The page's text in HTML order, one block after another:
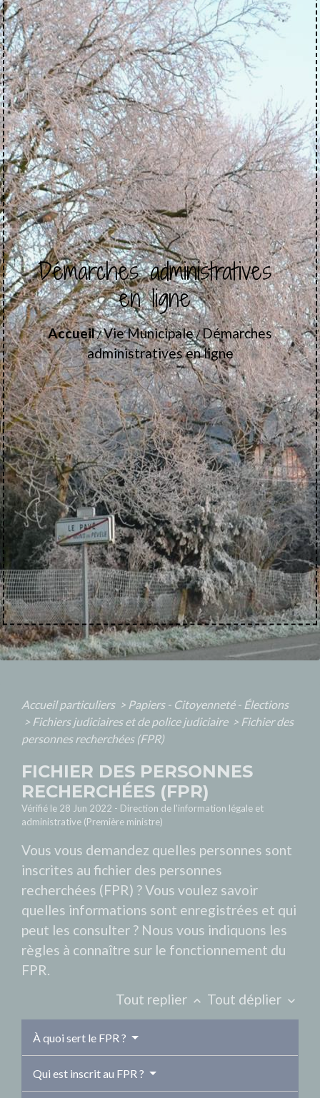
Démarches administratives
en ligne
Accueil/Vie Municipale/Démarches
administratives en ligne
Accueil particuliers > Papiers - Citoyenneté - Élections
> Fichiers judiciaires et de police judiciaire > Fichier des
personnes recherchées (FPR)
FICHIER DES PERSONNES
RECHERCHÉES (FPR)
Vérifié le 28 Jun 2022 - Direction de l'information légale et
administrative (Première ministre)
Vous vous demandez quelles personnes sont
inscrites au fichier des personnes
recherchées (FPR) ? Vous voulez savoir
quelles informations sont enregistrées et qui
peut les consulter ? Nous vous indiquons les
règles à connaître sur le fonctionnement du
FPR.
Tout replier keyboard_arrow_up Tout déplier keyboard_arrow_down
À quoi sert le FPR ?
Qui est inscrit au FPR ?